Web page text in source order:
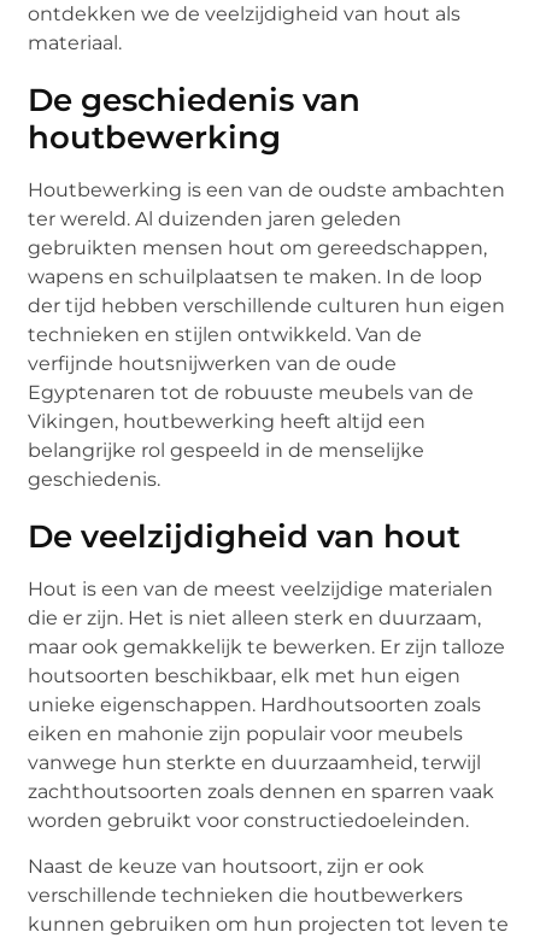
ontdekken we de veelzijdigheid van hout als
materiaal.
De geschiedenis van
houtbewerking
Houtbewerking is een van de oudste ambachten
ter wereld. Al duizenden jaren geleden
gebruikten mensen hout om gereedschappen,
wapens en schuilplaatsen te maken. In de loop
der tijd hebben verschillende culturen hun eigen
technieken en stijlen ontwikkeld. Van de
verfijnde houtsnijwerken van de oude
Egyptenaren tot de robuuste meubels van de
Vikingen, houtbewerking heeft altijd een
belangrijke rol gespeeld in de menselijke
geschiedenis.
De veelzijdigheid van hout
Hout is een van de meest veelzijdige materialen
die er zijn. Het is niet alleen sterk en duurzaam,
maar ook gemakkelijk te bewerken. Er zijn talloze
houtsoorten beschikbaar, elk met hun eigen
unieke eigenschappen. Hardhoutsoorten zoals
eiken en mahonie zijn populair voor meubels
vanwege hun sterkte en duurzaamheid, terwijl
zachthoutsoorten zoals dennen en sparren vaak
worden gebruikt voor constructiedoeleinden.
Naast de keuze van houtsoort, zijn er ook
verschillende technieken die houtbewerkers
kunnen gebruiken om hun projecten tot leven te